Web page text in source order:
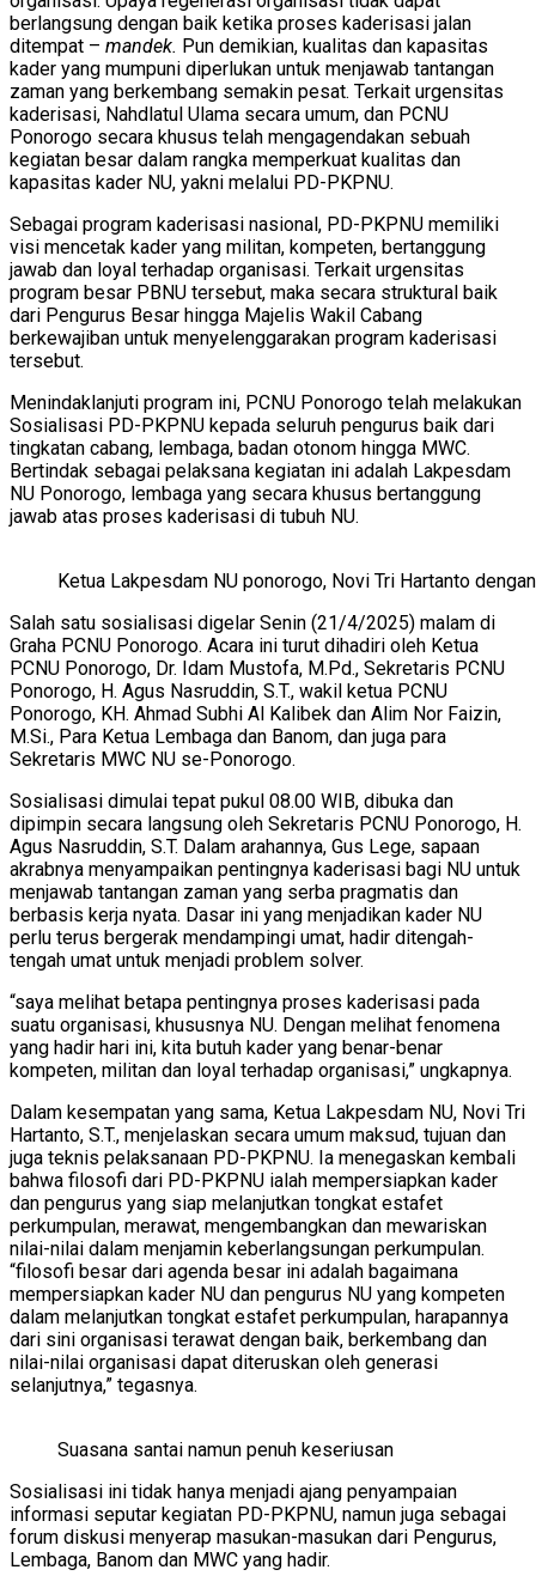
berlangsung dengan baik ketika proses kaderisasi jalan
ditempat – mandek. Pun demikian, kualitas dan kapasitas
kader yang mumpuni diperlukan untuk menjawab tantangan
zaman yang berkembang semakin pesat. Terkait urgensitas
kaderisasi, Nahdlatul Ulama secara umum, dan PCNU
Ponorogo secara khusus telah mengagendakan sebuah
kegiatan besar dalam rangka memperkuat kualitas dan
kapasitas kader NU, yakni melalui PD-PKPNU.
Sebagai program kaderisasi nasional, PD-PKPNU memiliki
visi mencetak kader yang militan, kompeten, bertanggung
jawab dan loyal terhadap organisasi. Terkait urgensitas
program besar PBNU tersebut, maka secara struktural baik
dari Pengurus Besar hingga Majelis Wakil Cabang
berkewajiban untuk menyelenggarakan program kaderisasi
tersebut.
Menindaklanjuti program ini, PCNU Ponorogo telah melakukan
Sosialisasi PD-PKPNU kepada seluruh pengurus baik dari
tingkatan cabang, lembaga, badan otonom hingga MWC.
Bertindak sebagai pelaksana kegiatan ini adalah Lakpesdam
NU Ponorogo, lembaga yang secara khusus bertanggung
jawab atas proses kaderisasi di tubuh NU.
Ketua Lakpesdam NU ponorogo, Novi Tri Hartanto
Salah satu sosialisasi digelar Senin (21/4/2025) malam di
Graha PCNU Ponorogo. Acara ini turut dihadiri oleh Ketua
PCNU Ponorogo, Dr. Idam Mustofa, M.Pd., Sekretaris PCNU
Ponorogo, H. Agus Nasruddin, S.T., wakil ketua PCNU
Ponorogo, KH. Ahmad Subhi Al Kalibek dan Alim Nor Faizin,
M.Si., Para Ketua Lembaga dan Banom, dan juga para
Sekretaris MWC NU se-Ponorogo.
Sosialisasi dimulai tepat pukul 08.00 WIB, dibuka dan
dipimpin secara langsung oleh Sekretaris PCNU Ponorogo, H.
Agus Nasruddin, S.T. Dalam arahannya, Gus Lege, sapaan
akrabnya menyampaikan pentingnya kaderisasi bagi NU untuk
menjawab tantangan zaman yang serba pragmatis dan
berbasis kerja nyata. Dasar ini yang menjadikan kader NU
perlu terus bergerak mendampingi umat, hadir ditengah-
tengah umat untuk menjadi problem solver.
“saya melihat betapa pentingnya proses kaderisasi pada
suatu organisasi, khususnya NU. Dengan melihat fenomena
yang hadir hari ini, kita butuh kader yang benar-benar
kompeten, militan dan loyal terhadap organisasi,” ungkapnya.
Dalam kesempatan yang sama, Ketua Lakpesdam NU, Novi Tri
Hartanto, S.T., menjelaskan secara umum maksud, tujuan dan
juga teknis pelaksanaan PD-PKPNU. Ia menegaskan kembali
bahwa filosofi dari PD-PKPNU ialah mempersiapkan kader
dan pengurus yang siap melanjutkan tongkat estafet
perkumpulan, merawat, mengembangkan dan mewariskan
nilai-nilai dalam menjamin keberlangsungan perkumpulan.
“filosofi besar dari agenda besar ini adalah bagaimana
mempersiapkan kader NU dan pengurus NU yang kompeten
dalam melanjutkan tongkat estafet perkumpulan, harapannya
dari sini organisasi terawat dengan baik, berkembang dan
nilai-nilai organisasi dapat diteruskan oleh generasi
selanjutnya,” tegasnya.
Suasana santai namun penuh keseriusan
Sosialisasi ini tidak hanya menjadi ajang penyampaian
informasi seputar kegiatan PD-PKPNU, namun juga sebagai
forum diskusi menyerap masukan-masukan dari Pengurus,
Lembaga, Banom dan MWC yang hadir.